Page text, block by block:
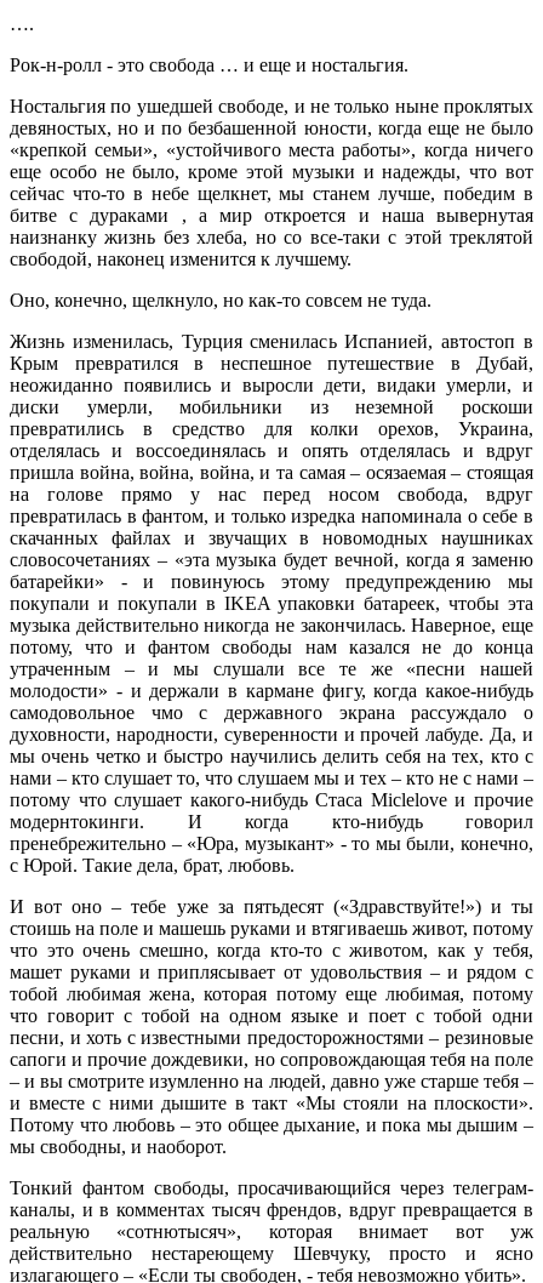
….
Рок-н-ролл - это свобода … и еще и ностальгия.
Ностальгия по ушедшей свободе, и не только ныне проклятых
девяностых, но и по безбашенной юности, когда еще не было
«крепкой семьи», «устойчивого места работы», когда ничего
еще особо не было, кроме этой музыки и надежды, что вот
сейчас что-то в небе щелкнет, мы станем лучше, победим в
битве с дураками , а мир откроется и наша вывернутая
наизнанку жизнь без хлеба, но со все-таки с этой треклятой
свободой, наконец изменится к лучшему.
Оно, конечно, щелкнуло, но как-то совсем не туда.
Жизнь изменилась, Турция сменилась Испанией, автостоп в
Крым превратился в неспешное путешествие в Дубай,
неожиданно появились и выросли дети, видаки умерли, и
диски умерли, мобильники из неземной роскоши
превратились в средство для колки орехов, Украина,
отделялась и воссоединялась и опять отделялась и вдруг
пришла война, война, война, и та самая – осязаемая – стоящая
на голове прямо у нас перед носом свобода, вдруг
превратилась в фантом, и только изредка напоминала о себе в
скачанных файлах и звучащих в новомодных наушниках
словосочетаниях – «эта музыка будет вечной, когда я заменю
батарейки» - и повинуюсь этому предупреждению мы
покупали и покупали в IKEA упаковки батареек, чтобы эта
музыка действительно никогда не закончилась. Наверное, еще
потому, что и фантом свободы нам казался не до конца
утраченным – и мы слушали все те же «песни нашей
молодости» - и держали в кармане фигу, когда какое-нибудь
самодовольное чмо с державного экрана рассуждало о
духовности, народности, суверенности и прочей лабуде. Да, и
мы очень четко и быстро научились делить себя на тех, кто с
нами – кто слушает то, что слушаем мы и тех – кто не с нами –
потому что слушает какого-нибудь Стаса Miclelove и прочие
модернтокинги. И когда кто-нибудь говорил
пренебрежительно – «Юра, музыкант» - то мы были, конечно,
с Юрой. Такие дела, брат, любовь.
И вот оно – тебе уже за пятьдесят («Здравствуйте!») и ты
стоишь на поле и машешь руками и втягиваешь живот, потому
что это очень смешно, когда кто-то с животом, как у тебя,
машет руками и приплясывает от удовольствия – и рядом с
тобой любимая жена, которая потому еще любимая, потому
что говорит с тобой на одном языке и поет с тобой одни
песни, и хоть с известными предосторожностями – резиновые
сапоги и прочие дождевики, но сопровождающая тебя на поле
– и вы смотрите изумленно на людей, давно уже старше тебя –
и вместе с ними дышите в такт «Мы стояли на плоскости».
Потому что любовь – это общее дыхание, и пока мы дышим –
мы свободны, и наоборот.
Тонкий фантом свободы, просачивающийся через телеграм-
каналы, и в комментах тысяч френдов, вдруг превращается в
реальную «сотнютысяч», которая внимает вот уж
действительно нестареющему Шевчуку, просто и ясно
излагающего – «Если ты свободен, - тебя невозможно убить».